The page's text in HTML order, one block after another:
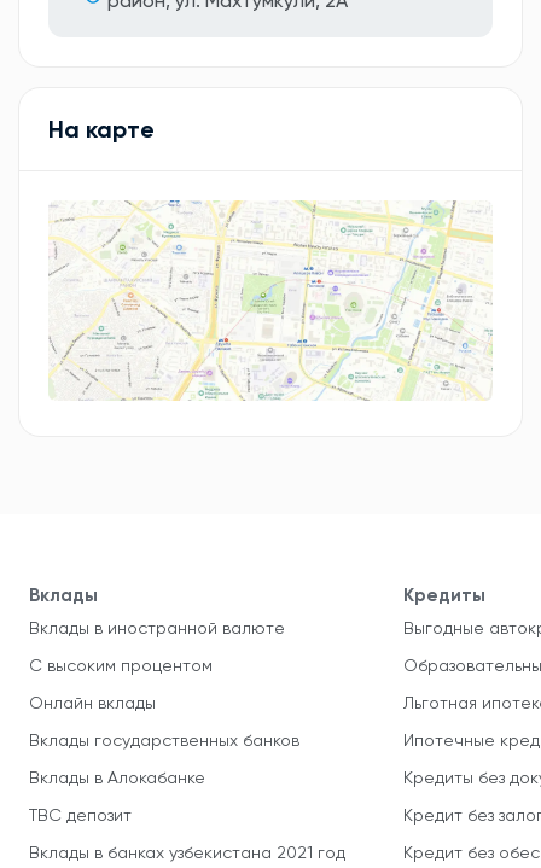
На карте
Вклады
Вклады в иностранной валюте
С высоким процентом
Онлайн вклады
Вклады государственных банков
Вклады в Алокабанке
TBC депозит
Вклады в банках узбекистана 2021 год
Кредиты
Выгодные
Льготная
Ипотечные
Кредиты без
Кредит без
Кредит без